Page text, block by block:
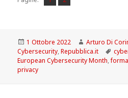
Scritto
il
1 Ottobre 2022 Autore
Arturo Di
Cybersecurity,Repubblica.it Tag
European Cybersecurity Month,
privacy